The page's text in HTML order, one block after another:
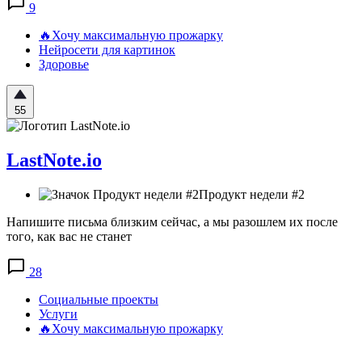
9
🔥Хочу максимальную прожарку
Нейросети для картинок
Здоровье
55
LastNote.io
Продукт недели #2
Напишите письма близким сейчас, а мы разошлем их после
того, как вас не станет
28
Социальные проекты
Услуги
🔥Хочу максимальную прожарку